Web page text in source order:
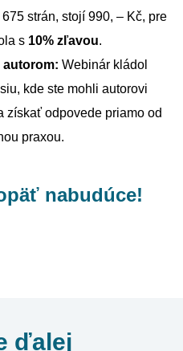
strán, stojí 990, – Kč, pre
s 10% zľavou.
autorom: Webinár kládol
kde ste mohli autorovi
získať odpovede priamo od
praxou.
nabudúce!
ďalej